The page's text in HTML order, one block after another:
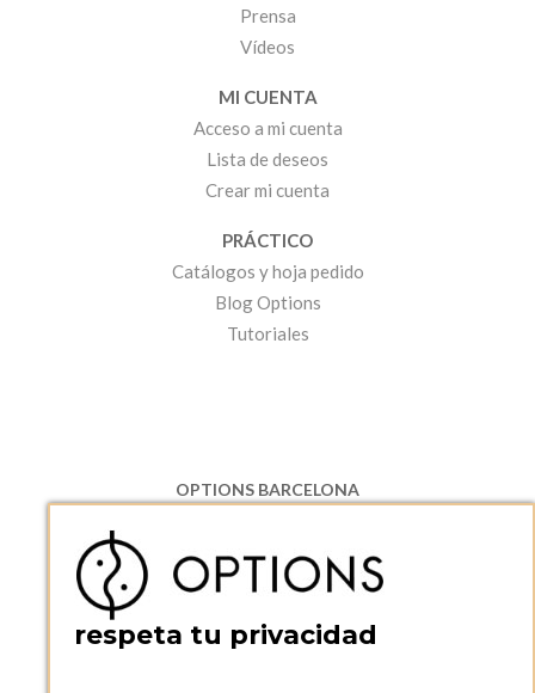
Prensa
Vídeos
MI CUENTA
Acceso a mi cuenta
Lista de deseos
Crear mi cuenta
PRÁCTICO
Catálogos y hoja pedido
Blog Options
Tutoriales
OPTIONS BARCELONA
08130 Santa Perpetua de Moguda, Barcelona
ESPAñA
Teléfono:
+34 935 724 041
OPTIONS BARCELONA SHOWROOM
respeta tu privacidad